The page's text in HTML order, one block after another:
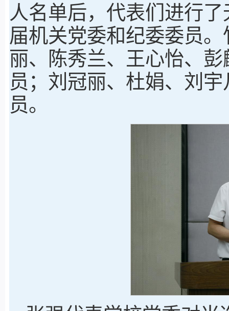
人名单后，代表们进行
届机关党委和纪委委员
丽、陈秀兰、王心怡、
员；刘冠丽、杜娟、刘
员。